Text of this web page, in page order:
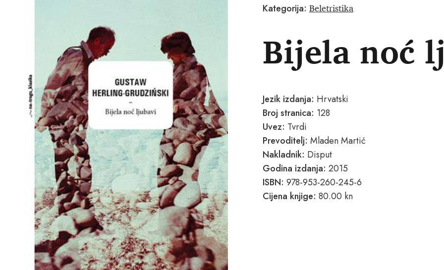
Kategorija: Beletristika
Bijela noć
Jezik izdanja: Hrvatski
Broj stranica: 128
Uvez: Tvrdi
Prevoditelj: Mladen Martić
Nakladnik: Disput
Godina izdanja: 2015
ISBN: 978-953-260-245-6
Cijena knjige: 80.00 kn